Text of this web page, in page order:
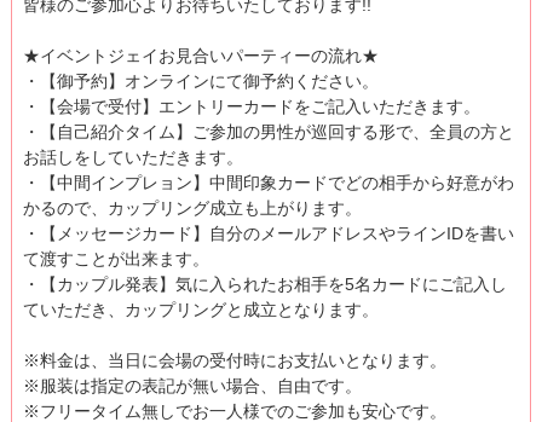
皆様のご参加心よりお待ちいたしております!!
★イベントジェイお見合いパーティーの流れ★
・【御予約】オンラインにて御予約ください。
・【会場で受付】エントリーカードをご記入いただきます。
・【自己紹介タイム】ご参加の男性が巡回する形で、全員の方と
お話しをしていただきます。
・【中間インプレョン】中間印象カードでどの相手から好意がわ
かるので、カップリング成立も上がります。
・【メッセージカード】自分のメールアドレスやラインIDを書い
て渡すことが出来ます。
・【カップル発表】気に入られたお相手を5名カードにご記入し
ていただき、カップリングと成立となります。
※料金は、当日に会場の受付時にお支払いとなります。
※服装は指定の表記が無い場合、自由です。
※フリータイム無しでお一人様でのご参加も安心です。